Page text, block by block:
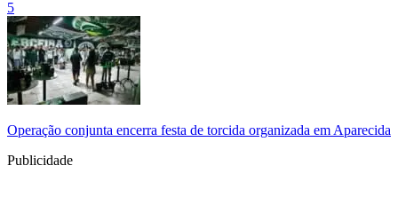
5
Operação conjunta encerra festa de torcida organizada em Aparecida
Publicidade